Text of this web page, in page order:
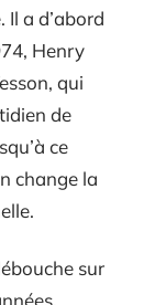
Il a d’abord
Henry
qui
de
ce
change la
sur